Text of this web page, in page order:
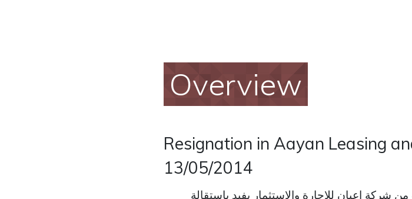
Overview
Resignation in Aayan Leasing
13/05/2014
شركة اعيان للاجارة والاستثمار يفيد باستقالة